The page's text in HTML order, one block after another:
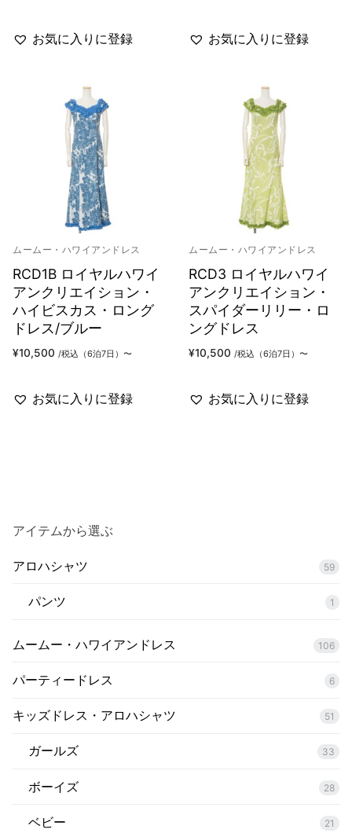
お気に入りに登録 お気に入りに登録
ムームー・ハワイアンドレス
RCD1B ロイヤルハワイ
アンクリエイション・
ハイビスカス・ロング
ドレス/ブルー
¥10,500 /税込（6泊7日）〜
お気に入りに登録
ムームー・ハワイアンドレス
RCD3 ロイヤルハワイ
アンクリエイション・
スパイダーリリー・ロ
ングドレス
¥10,500 /税込（6泊7日）〜
お気に入りに登録
アイテムから選ぶ
アロハシャツ 59
パンツ 1
ムームー・ハワイアンドレス 106
パーティードレス 6
キッズドレス・アロハシャツ 51
ガールズ 33
ボーイズ 28
ベビー 21